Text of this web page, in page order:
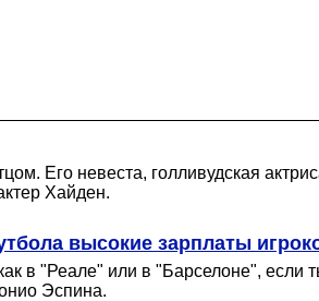
Его невеста, голливудская
Хайден.
высокие зарплаты
в "Реале" или в "Барселоне",
Эспина.